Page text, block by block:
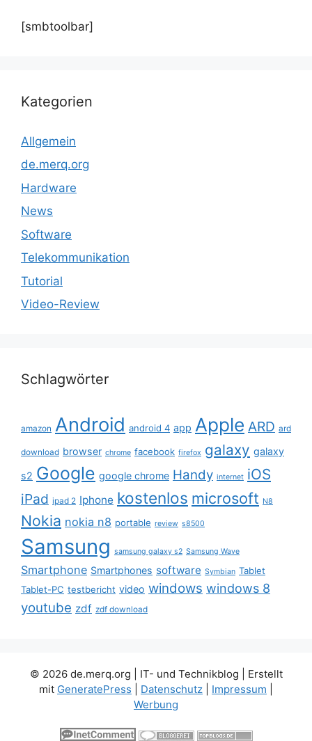
[smbtoolbar]
Kategorien
Allgemein
de.merq.org
Hardware
News
Software
Telekommunikation
Tutorial
Video-Review
Schlagwörter
amazon Android android 4 app Apple ARD ard
download browser chrome facebook firefox galaxy galaxy
s2 Google google chrome Handy internet iOS
iPad ipad 2 Iphone kostenlos microsoft N8
Nokia nokia n8 portable review s8500
Samsung samsung galaxy s2 Samsung Wave
Smartphone Smartphones software Symbian Tablet
Tablet-PC testbericht video windows windows 8
youtube zdf zdf download
© 2026 de.merq.org | IT- und Technikblog | Erstellt
mit GeneratePress Datenschutz Impressum
Werbung